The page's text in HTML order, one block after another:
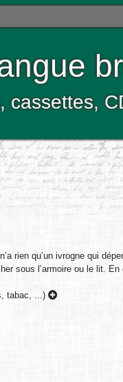
cassettes,
rien qu’un ivrogne qui
sous l’armoire ou le lit.
tabac, ...)